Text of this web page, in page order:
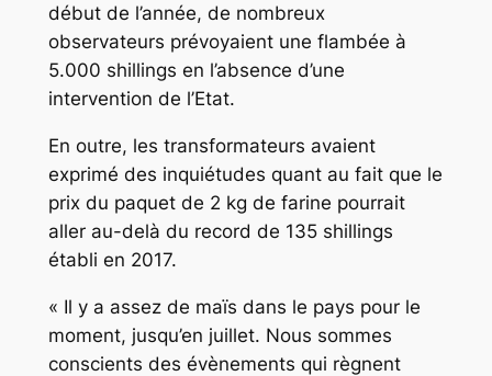
début de l’année, de nombreux
observateurs prévoyaient une flambée à
5.000 shillings en l’absence d’une
intervention de l’Etat.
En outre, les transformateurs avaient
exprimé des inquiétudes quant au fait que le
prix du paquet de 2 kg de farine pourrait
aller au-delà du record de 135 shillings
établi en 2017.
« Il y a assez de maïs dans le pays pour le
moment, jusqu’en juillet. Nous sommes
conscients des évènements qui règnent